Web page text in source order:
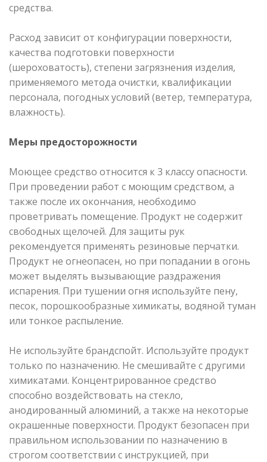
средства.
Расход зависит от конфигурации поверхности,
качества подготовки поверхности
(шероховатость), степени загрязнения изделия,
применяемого метода очистки, квалификации
персонала, погодных условий (ветер, температура,
влажность).
Меры предосторожности
Моющее средство относится к 3 классу опасности.
При проведении работ с моющим средством, а
также после их окончания, необходимо
проветривать помещение. Продукт не содержит
свободных щелочей. Для защиты рук
рекомендуется применять резиновые перчатки.
Продукт не огнеопасен, но при попадании в огонь
может выделять вызывающие раздражения
испарения. При тушении огня используйте пену,
песок, порошкообразные химикаты, водяной туман
или тонкое распыление.
Не используйте брандспойт. Используйте продукт
только по назначению. Не смешивайте с другими
химикатами. Концентрированное средство
способно воздействовать на стекло,
анодированный алюминий, а также на некоторые
окрашенные поверхности. Продукт безопасен при
правильном использовании по назначению в
строгом соответствии с инструкцией, при